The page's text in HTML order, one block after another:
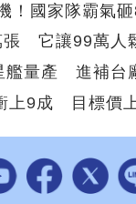
！國家隊霸氣
張 它讓99萬人
艦量產 進補台
上9成 目標價